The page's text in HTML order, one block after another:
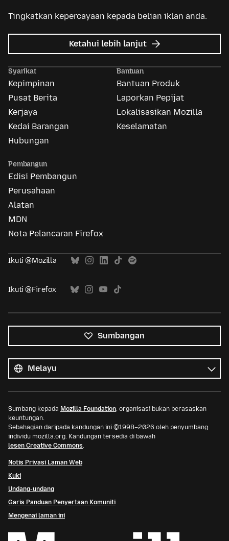
Tingkatkan kepercayaan kepada belian iklan anda.
Ketahui lebih lanjut tentang
Iklan
Syarikat
Kepimpinan
Pusat Berita
Kerjaya
Kedai Barangan
Hubungan
Bantuan
Bantuan Produk
Laporkan Pepijat
Lokalisasikan Mozilla
Keselamatan
Pembangun
Edisi Pembangun
Perusahaan
Alatan
MDN
Nota Pelancaran Firefox
Ikuti @Mozilla
Ikuti @Firefox
Sumbangan
bahasa
Bahasa
Sumbang kepada Mozilla Foundation, organisasi bukan berasaskan
keuntungan.
Sebahagian daripada kandungan ini ©1998–2026 oleh penyumbang
individu mozilla.org. Kandungan tersedia di bawah
lesen Creative Commons.
Notis Privasi Laman Web
Kuki
Undang-undang
Garis Panduan Penyertaan Komuniti
Mengenai laman ini